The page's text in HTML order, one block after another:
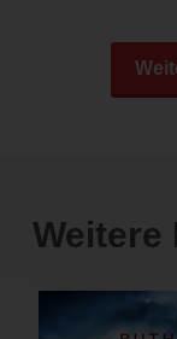
Weitere